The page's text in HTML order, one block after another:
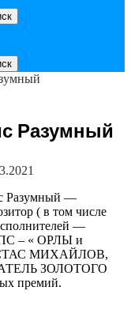
Разумный
Разумный —
( в том числе
—
– « ОРЛЫ и
МИХАЙЛОВ,
ЗОЛОТОГО
премий.